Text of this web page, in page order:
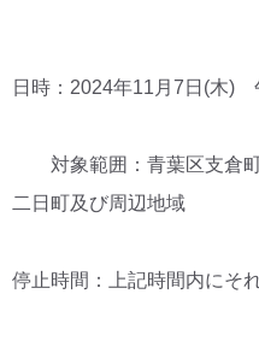
日時：2024年11月7日(木)
対象範囲：青葉区支倉町
二日町及び周辺地域
停止時間：上記時間内にそ